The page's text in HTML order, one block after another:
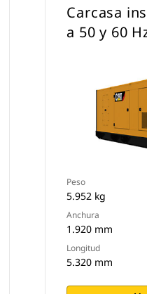
Carcasa
a 50 y 60
Peso
5.952 kg
Anchura
1.920 mm
Longitud
5.320 mm